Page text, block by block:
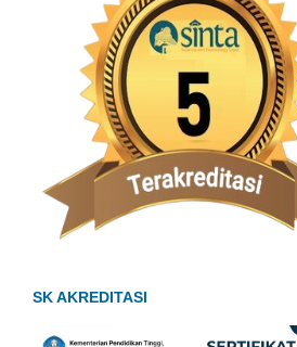
SK AKREDITASI